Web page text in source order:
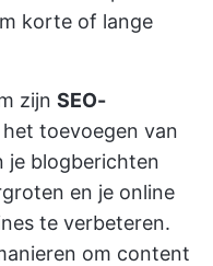
korte of lange
zijn SEO-
toevoegen van
je blogberichten
en je online
te verbeteren.
om content